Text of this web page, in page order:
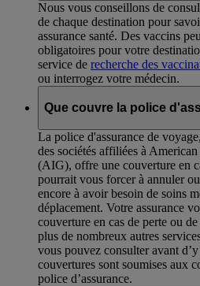
Nous vous conseillons de
de chaque destination pour
assurance santé. Des vaccins
obligatoires pour votre
service de recherche des
ou interrogez votre médecin.
Que couvre la police
La police d'assurance de
des sociétés affiliées à
(AIG), offre une couverture en
pourrait vous forcer à annuler
encore à avoir besoin de soins
déplacement. Votre assurance
couverture en cas de perte ou
plus de nombreux autres
vous pouvez consulter avant
couvertures sont soumises aux
police d’assurance.